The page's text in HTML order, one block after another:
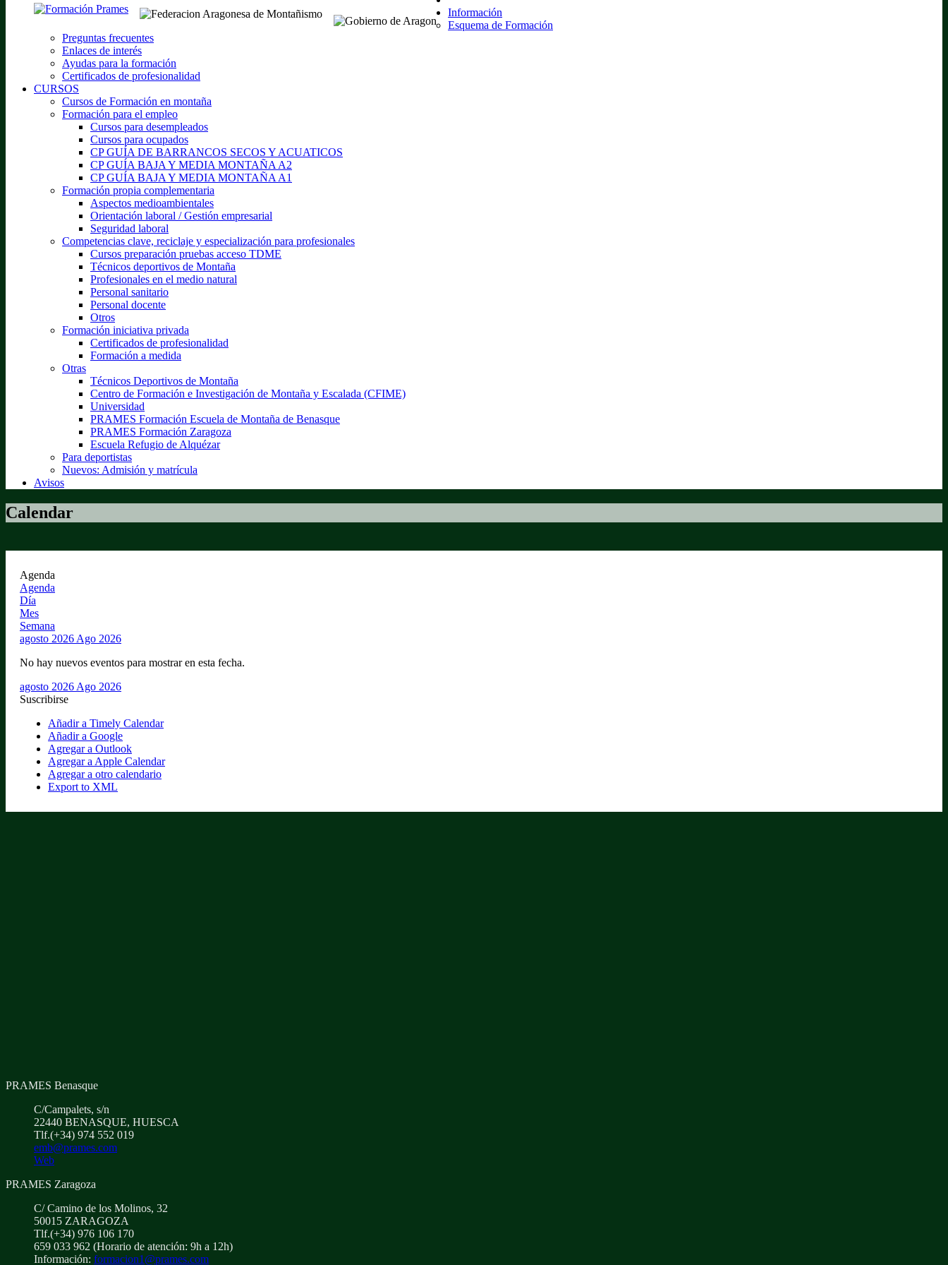
Información
Esquema de Formación
Preguntas frecuentes
Enlaces de interés
Ayudas para la formación
Certificados de profesionalidad
CURSOS
Cursos de Formación en montaña
Formación para el empleo
Cursos para desempleados
Cursos para ocupados
CP GUÍA DE BARRANCOS SECOS Y ACUATICOS
CP GUÍA BAJA Y MEDIA MONTAÑA A2
CP GUÍA BAJA Y MEDIA MONTAÑA A1
Formación propia complementaria
Aspectos medioambientales
Orientación laboral / Gestión empresarial
Seguridad laboral
Competencias clave, reciclaje y especialización para profesionales
Cursos preparación pruebas acceso TDME
Técnicos deportivos de Montaña
Profesionales en el medio natural
Personal sanitario
Personal docente
Otros
Formación iniciativa privada
Certificados de profesionalidad
Formación a medida
Otras
Técnicos Deportivos de Montaña
Centro de Formación e Investigación de Montaña y Escalada (CFIME)
Universidad
PRAMES Formación Escuela de Montaña de Benasque
PRAMES Formación Zaragoza
Escuela Refugio de Alquézar
Para deportistas
Nuevos: Admisión y matrícula
Avisos
Calendar
Agenda
Agenda
Día
Mes
Semana
agosto 2026 Ago 2026
No hay nuevos eventos para mostrar en esta fecha.
agosto 2026 Ago 2026
Suscribirse
Añadir a Timely Calendar
Añadir a Google
Agregar a Outlook
Agregar a Apple Calendar
Agregar a otro calendario
Export to XML
PRAMES Benasque
C/Campalets, s/n
22440 BENASQUE, HUESCA
Tlf.(+34) 974 552 019
emb@prames.com
Web
PRAMES Zaragoza
C/ Camino de los Molinos, 32
50015 ZARAGOZA
Tlf.(+34) 976 106 170
659 033 962 (Horario de atención: 9h a 12h)
Información: formacion1@prames.com